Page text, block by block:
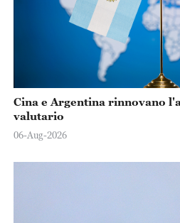
Cina e Argentina rinnovano
valutario
06-Aug-2026